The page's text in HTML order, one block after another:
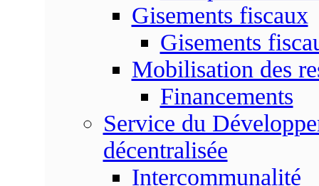
Gisements fiscaux
Gisements
Mobilisation des
Financements
Service du
décentralisée
Intercommunalité